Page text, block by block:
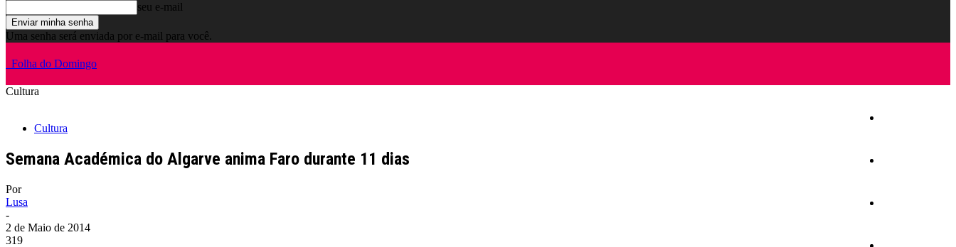
seu e-mail
Uma senha será enviada por e-mail para você.
Folha do Domingo
Cultura
Cultura
Semana Académica do Algarve anima Faro durante 11 dias
Por
Lusa
-
2 de Maio de 2014
319